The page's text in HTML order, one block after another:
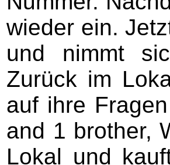
wieder ein.
und nimmt
Zurück im
auf ihre
and 1 brother,
Lokal und